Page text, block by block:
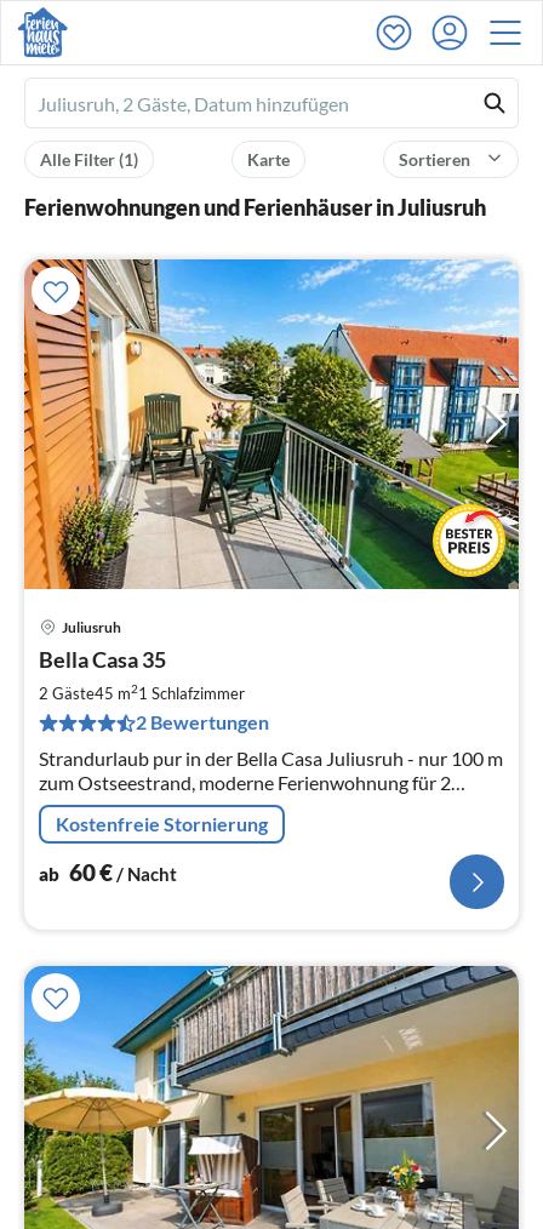
Ferienhausmiete
logo
Sortieren
Karte
Alle Filter(1)
Ferienwohnungen und Ferienhäuser in Juliusruh
Juliusruh
Bella Casa 35
2 Gäste45 m21 Schlafzimmer
2 Bewertungen
Strandurlaub pur in der Bella Casa Juliusruh - nur 100 m
zum Ostseestrand, moderne Ferienwohnung für 2
Personen mit gehobener Ausstattung
Kostenfreie Stornierung
ab 60€/ Nacht